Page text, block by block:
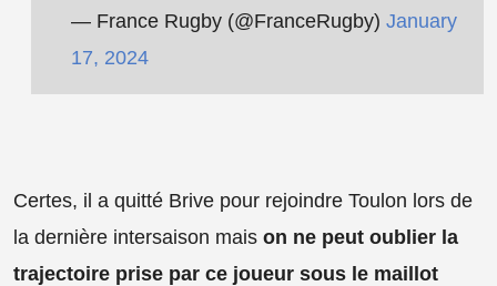
— France Rugby (@FranceRugby) January
17, 2024
Certes, il a quitté Brive pour rejoindre Toulon lors de
la dernière intersaison mais on ne peut oublier la
trajectoire prise par ce joueur sous le maillot